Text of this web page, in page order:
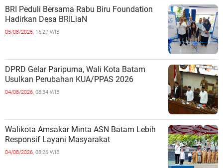
BRI Peduli Bersama Rabu Biru Foundation
Hadirkan Desa BRILiaN
05/08/2026, 16:27 WIB
DPRD Gelar Paripurna, Wali Kota Batam
Usulkan Perubahan KUA/PPAS 2026
04/08/2026, 08:34 WIB
Walikota Amsakar Minta ASN Batam Lebih
Responsif Layani Masyarakat
04/08/2026, 08:26 WIB